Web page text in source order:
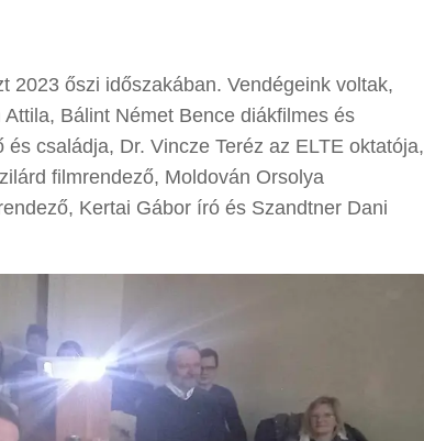
2023 őszi időszakában. Vendégeink voltak,
Bálint Német Bence diákfilmes és
családja, Dr. Vincze Teréz az ELTE oktatója,
filmrendező, Moldován Orsolya
Kertai Gábor író és Szandtner Dani